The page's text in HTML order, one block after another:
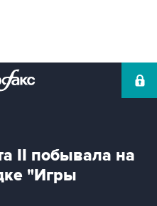
II побывала на
"Игры